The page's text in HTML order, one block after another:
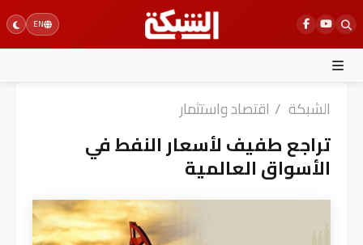
Skip
to
content
EN
الشبكة / اقتصاد واستثمار
تراجع طفيف لأسعار النفط في
الأسواق العالمية